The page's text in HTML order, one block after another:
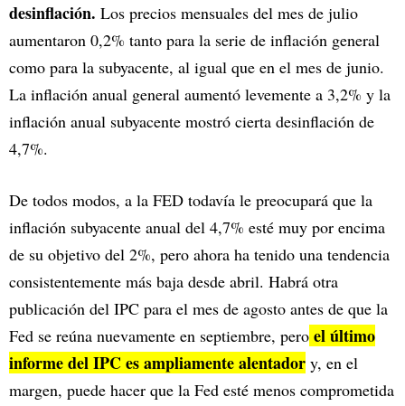
desinflación. Los precios mensuales del mes de julio
aumentaron 0,2% tanto para la serie de inflación general
como para la subyacente, al igual que en el mes de junio.
La inflación anual general aumentó levemente a 3,2% y la
inflación anual subyacente mostró cierta desinflación de
4,7%.
De todos modos, a la FED todavía le preocupará que la
inflación subyacente anual del 4,7% esté muy por encima
de su objetivo del 2%, pero ahora ha tenido una tendencia
consistentemente más baja desde abril. Habrá otra
publicación del IPC para el mes de agosto antes de que la
Fed se reúna nuevamente en septiembre, pero el último
informe del IPC es ampliamente alentador y, en el
margen, puede hacer que la Fed esté menos comprometida